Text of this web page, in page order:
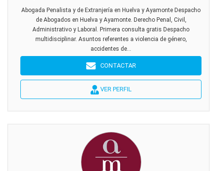
Abogada Penalista y de Extranjería en Huelva y Ayamonte Despacho
de Abogados en Huelva y Ayamonte. Derecho Penal, Civil,
Administrativo y Laboral. Primera consulta gratis Despacho
multidisciplinar. Asuntos referentes a violencia de género,
accidentes de...
CONTACTAR
VER PERFIL